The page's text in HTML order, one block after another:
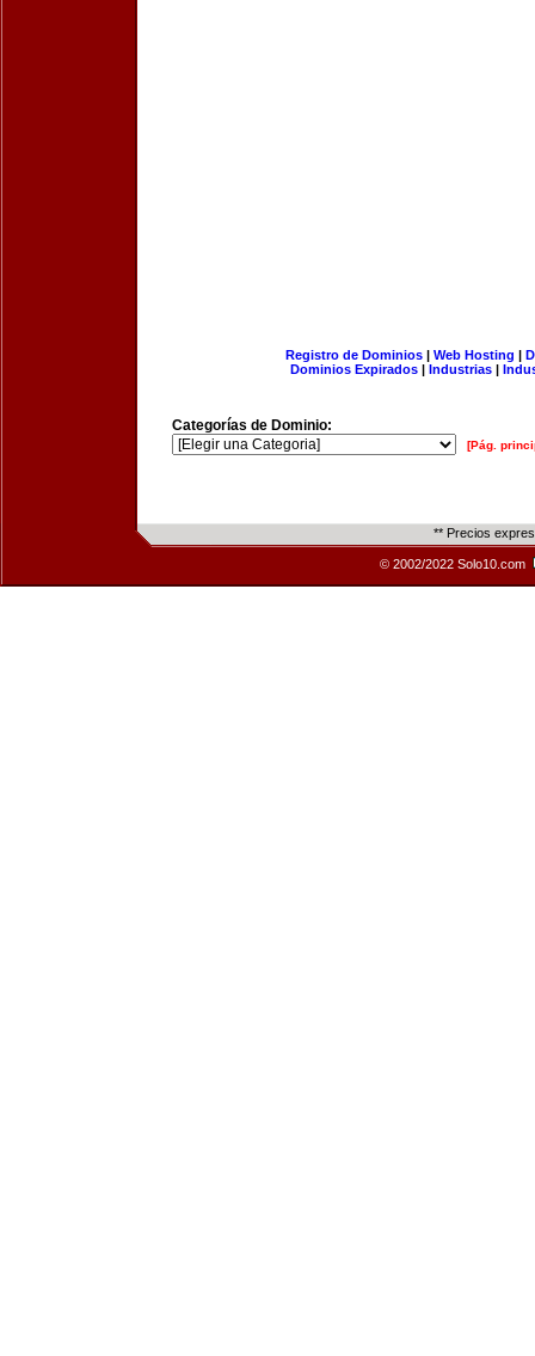
Registro de Dominios| Web Hosting |
Dominios Expirados | Industrias |
Categorías de Dominio:
[Pág.
** Precios
© 2002/2022 Solo10.com